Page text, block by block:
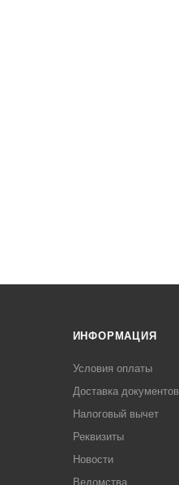
ИНФОРМАЦИЯ
Условия оплаты
Доставка документов
Налоговый вычет
Реквизиты
Новости
Ведомства